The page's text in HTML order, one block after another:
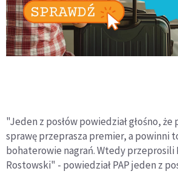
"Jeden z posłów powiedział głośno, że
sprawę przeprasza premier, a powinni
bohaterowie nagrań. Wtedy przeprosili
Rostowski" - powiedział PAP jeden z